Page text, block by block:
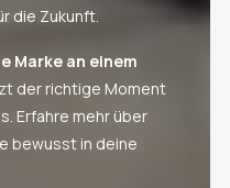
die Zukunft.
Marke an einem
der richtige Moment
Erfahre mehr über
bewusst in deine